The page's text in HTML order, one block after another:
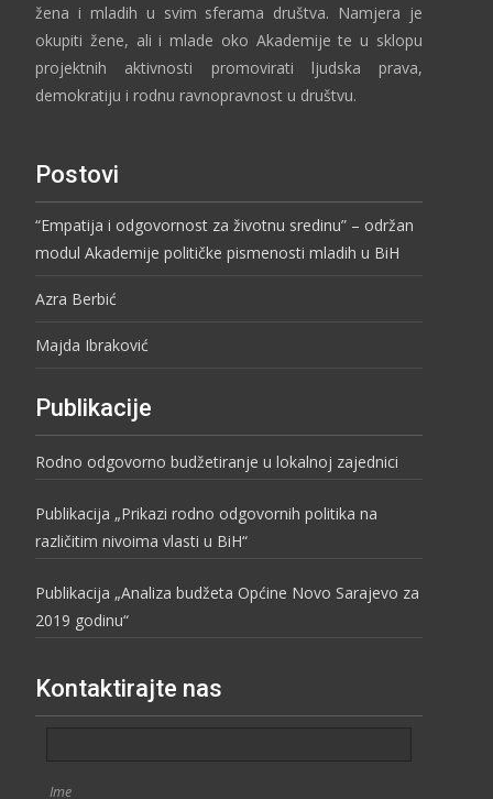
žena i mladih u svim sferama društva. Namjera je
okupiti žene, ali i mlade oko Akademije te u sklopu
projektnih aktivnosti promovirati ljudska prava,
demokratiju i rodnu ravnopravnost u društvu.
Postovi
“Empatija i odgovornost za životnu sredinu” – održan
modul Akademije političke pismenosti mladih u BiH
Azra Berbić
Majda Ibraković
Publikacije
Rodno odgovorno budžetiranje u lokalnoj zajednici
Publikacija „Prikazi rodno odgovornih politika na
različitim nivoima vlasti u BiH“
Publikacija „Analiza budžeta Općine Novo Sarajevo za
2019 godinu“
Kontaktirajte nas
Ime